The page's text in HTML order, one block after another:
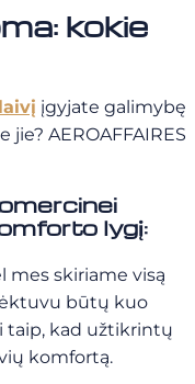
kokie
įgyjate galimybę
AEROAFFAIRES
lygį:
mes skiriame visą
būtų kuo
taip, kad užtikrintų
komfortą.